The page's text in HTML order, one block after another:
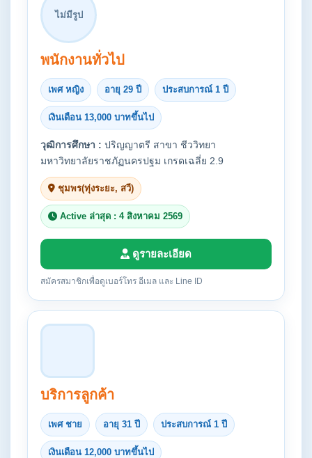
ไม่มีรูป
พนักงานทั่วไป
เพศ หญิง อายุ 29 ปี ประสบการณ์ 1 ปี
เงินเดือน 13,000 บาทขึ้นไป
วุฒิการศึกษา : ปริญญาตรี สาขา ชีววิทยา
มหาวิทยาลัยราชภัฏนครปฐม เกรดเฉลี่ย 2.9
ชุมพร(ทุ่งระยะ, สวี)
Active ล่าสุด : 4 สิงหาคม 2569
ดูรายละเอียด
สมัครสมาชิกเพื่อดูเบอร์โทร อีเมล และ Line ID
บริการลูกค้า
เพศ ชาย อายุ 31 ปี ประสบการณ์ 1 ปี
เงินเดือน 12,000 บาทขึ้นไป